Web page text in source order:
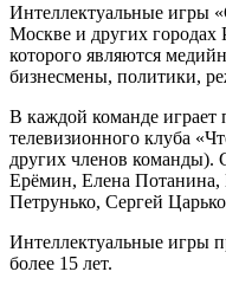
Интеллектуальные игры
Москве и других городах
которого являются
бизнесмены, политики,
В каждой команде играет
телевизионного клуба
других членов команды).
Ерёмин, Елена Потанина,
Петрунько, Сергей
Интеллектуальные игры
более 15 лет.